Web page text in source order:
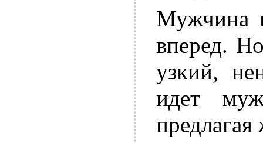
Мужчина
вперед.
узкий,
идет